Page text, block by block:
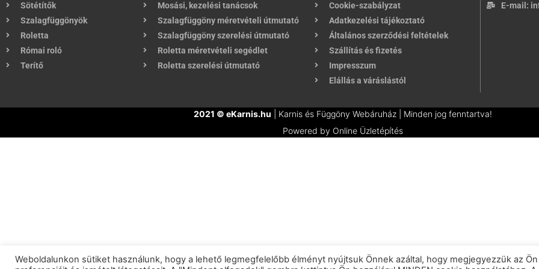
Sötétítők
Szalagfüggönyök
Roletta
Római roló
Terítő
Mosási, kezelési tanácsok
Szalagfüggöny méretvételi útmutató
Szalagfüggöny szerelési útmutató
Roletta méretvételi segédlet
Roletta szerelési útmutató
Cookie-szabályzat
Adatkezelési tájékoztató
Általános szerződési feltételek
Szállítás és fizetés
Impresszum
Elállás a váráslástól
E-mail:
2021 © eKarnis.hu | Karnis és Függöny Webáruház | Minden jog fenntartva!
Powered by Online Üzletépítés
Weboldalunkon sütiket használunk, hogy a lehető legmegfelelőbb élményt nyújtsuk Önnek azáltal, hogy megjegyezzük az Ön